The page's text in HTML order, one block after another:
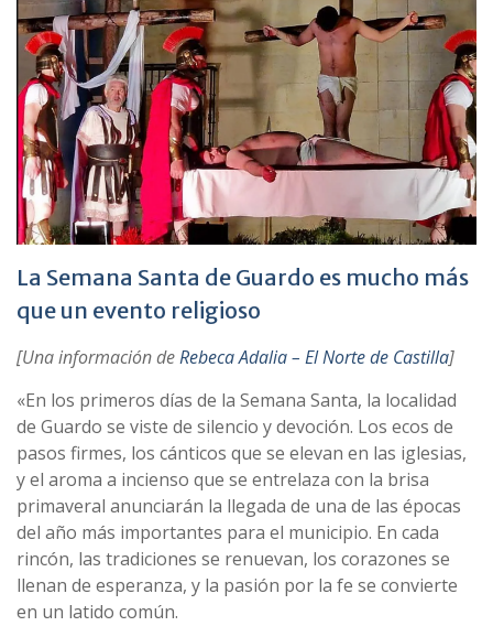
La Semana Santa de Guardo es mucho más
que un evento religioso
[Una información deRebeca Adalia – El Norte de Castilla]
«En los primeros días de la Semana Santa, la localidad
de Guardo se viste de silencio y devoción. Los ecos de
pasos firmes, los cánticos que se elevan en las iglesias,
y el aroma a incienso que se entrelaza con la brisa
primaveral anunciarán la llegada de una de las épocas
del año más importantes para el municipio. En cada
rincón, las tradiciones se renuevan, los corazones se
llenan de esperanza, y la pasión por la fe se convierte
en un latido común.